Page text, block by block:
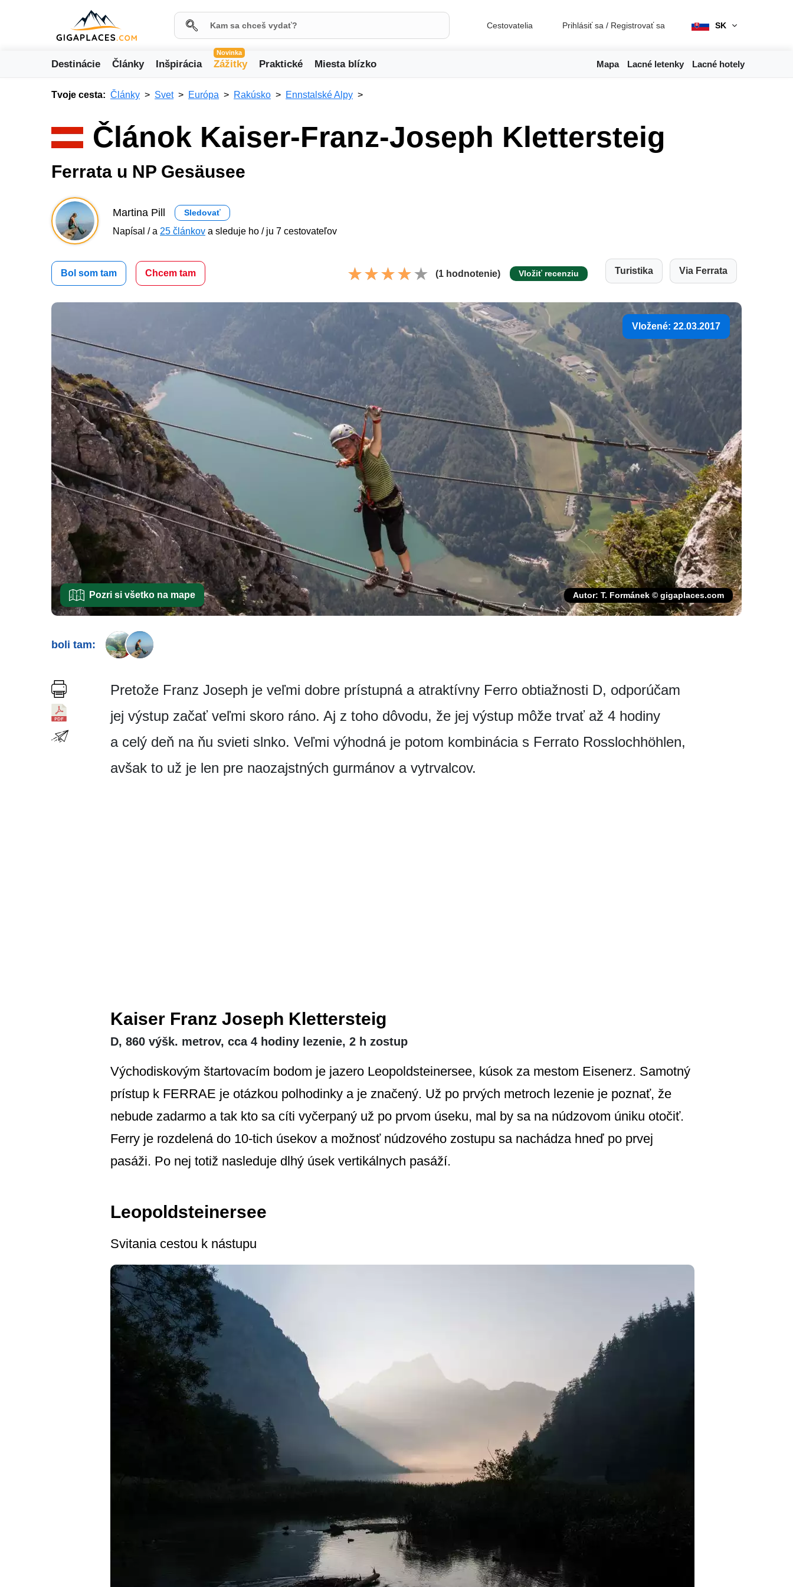
Cestovatelia Prihlásiť sa / Registrovať sa SK
Destinácie Články Inšpirácia
Novinka
Zážitky Praktické Miesta blízko Mapa Lacné letenky Lacné hotely
Tvoje cesta: Články Svet Európa Rakúsko Ennstalské Alpy
Článok Kaiser-Franz-Joseph Klettersteig
Ferrata u NP Gesäusee
Martina Pill Sledovať
Napísal / a 25 článkov a sleduje ho / ju 7 cestovateľov
Bol som tam Chcem tam (1 hodnotenie) Vložiť recenziu Turistika Via Ferrata
Vložené: 22.03.2017
Pozri si všetko na mape Autor: T. Formánek © gigaplaces.com
boli tam:
Pretože Franz Joseph je veľmi dobre prístupná a atraktívny Ferro obtiažnosti D, odporúčam
jej výstup začať veľmi skoro ráno. Aj z toho dôvodu, že jej výstup môže trvať až 4 hodiny
a celý deň na ňu svieti slnko. Veľmi výhodná je potom kombinácia s Ferrato Rosslochhöhlen,
avšak to už je len pre naozajstných gurmánov a vytrvalcov.
Kaiser Franz Joseph Klettersteig
D, 860 výšk. metrov, cca 4 hodiny lezenie, 2 h zostup
Východiskovým štartovacím bodom je jazero Leopoldsteinersee, kúsok za mestom Eisenerz. Samotný
prístup k FERRAE je otázkou polhodinky a je značený. Už po prvých metroch lezenie je poznať, že
nebude zadarmo a tak kto sa cíti vyčerpaný už po prvom úseku, mal by sa na núdzovom úniku otočiť.
Ferry je rozdelená do 10-tich úsekov a možnosť núdzového zostupu sa nachádza hneď po prvej
pasáži. Po nej totiž nasleduje dlhý úsek vertikálnych pasáží.
Leopoldsteinersee
Svitania cestou k nástupu